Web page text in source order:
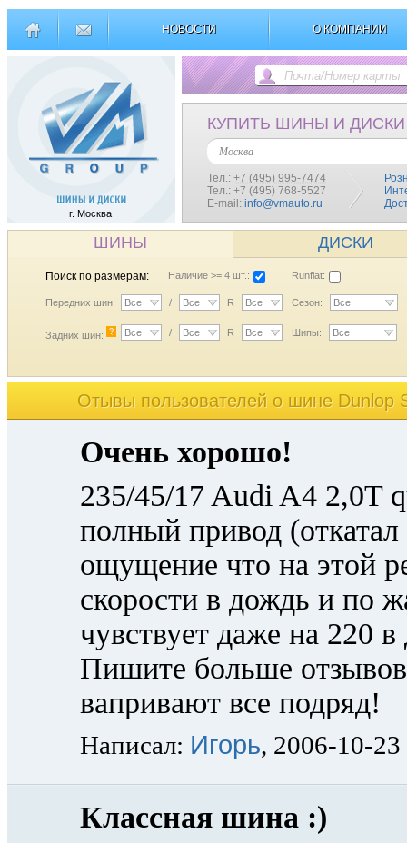
НОВОСТИ О КОМПАНИИ
г. Москва
КУПИТЬ ШИНЫ И ДИСКИ
Москва
Тел.: +7 (495) 995-7474
Тел.: +7 (495) 768-5527
E-mail: info@vmauto.ru
ШИНЫ ДИСКИ
Поиск по размерам: Наличие >= 4 шт.: Runflat:
Передних шин: Все / Все R Все Сезон: Все
Задних шин: ? Все / Все R Все Шипы: Все
Отывы пользователей o шине Dunlop
Очень хорошо!
235/45/17 Audi A4 2,0T
полный привод (откатал
ощущение что на этой
скорости в дождь и по
чувствует даже на 220
Пишите больше
вапривают все подряд!
Написал: Игорь, 2006-10-23
Классная шина :)